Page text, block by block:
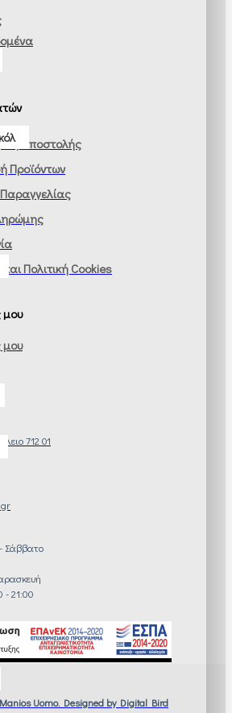
Αποστολής
Προϊόντων
και Πολιτική Cookies
μου
μου
712 01
Σάββατο
- 21:00
Uomo. Designed by Digital Bird